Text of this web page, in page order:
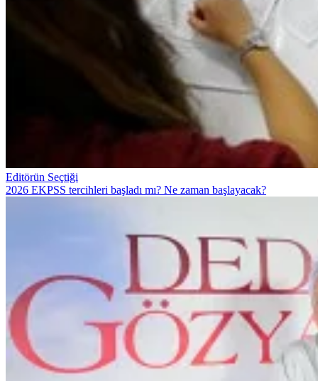
Editörün Seçtiği
2026 EKPSS tercihleri başladı mı? Ne zaman başlayacak?